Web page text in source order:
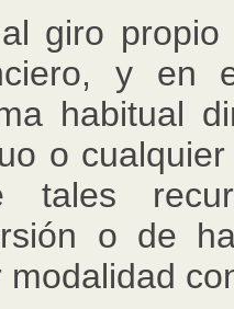
giro
y en
habitual
o
tales
o de
modalidad